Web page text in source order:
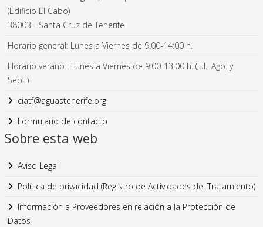
(Edificio El Cabo)
38003 - Santa Cruz de Tenerife
Horario general: Lunes a Viernes de 9:00-14:00 h.
Horario verano : Lunes a Viernes de 9:00-13:00 h. (Jul., Ago. y
Sept.)
ciatf@aguastenerife.org
Formulario de contacto
Sobre esta web
Aviso Legal
Política de privacidad (Registro de Actividades del Tratamiento)
Información a Proveedores en relación a la Protección de
Datos